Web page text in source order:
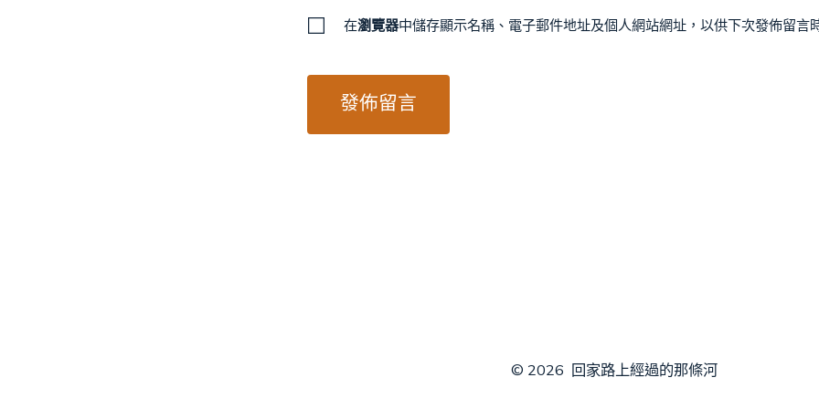
在瀏覽器中儲存顯示名稱、電子郵件地址及個人網站網址，以供下次發佈留言
© 2026 回家路上經過的那條河